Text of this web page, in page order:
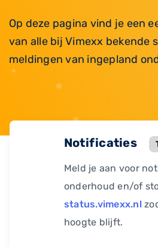
Op deze pagina vind je een
van alle bij Vimexx bekende
meldingen van ingepland
Notificaties
Meld je aan voor
onderhoud en/of
status.vimexx.nl
hoogte blijft.